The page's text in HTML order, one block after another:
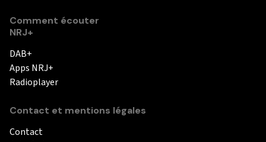
Comment écouter
NRJ+
DAB+
Apps NRJ+
Radioplayer
Contact et mentions légales
Contact